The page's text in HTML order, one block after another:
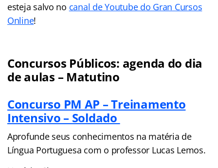
esteja salvo no canal de Youtube do Gran Cursos
Online!
Concursos Públicos: agenda do dia
de aulas – Matutino
Concurso PM AP – Treinamento
Intensivo – Soldado
Aprofunde seus conhecimentos na matéria de
Língua Portuguesa com o professor Lucas Lemos.